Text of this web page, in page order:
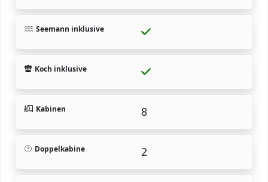
Seemann inklusive
Koch inklusive
Kabinen 8
Doppelkabine 2